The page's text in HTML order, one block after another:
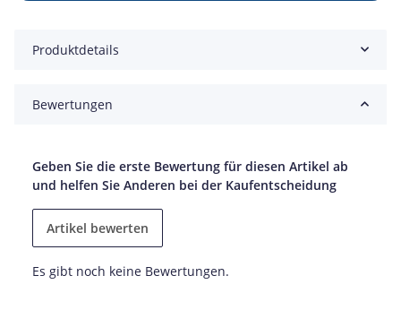
Produktdetails
Bewertungen
Geben Sie die erste Bewertung für diesen Artikel ab
und helfen Sie Anderen bei der Kaufentscheidung
Artikel bewerten
Es gibt noch keine Bewertungen.